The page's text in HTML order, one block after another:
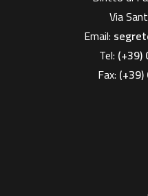
Via
Email:
Tel: (+39)
Fax: (+39)